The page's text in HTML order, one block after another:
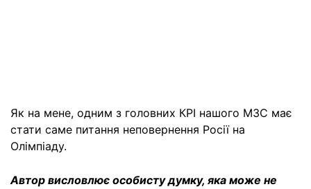
Як на мене, одним з головних КРІ нашого МЗС має
стати саме питання неповернення Росії на
Олімпіаду.
Автор висловлює особисту думку, яка може не